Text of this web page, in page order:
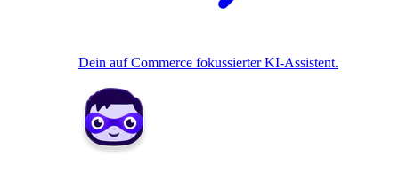
Dein auf Commerce fokussierter KI-Assistent.